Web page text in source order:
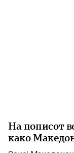
На пописот
како